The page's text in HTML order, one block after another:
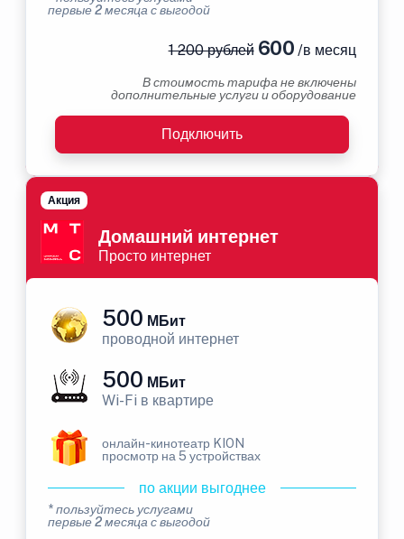
первые 2 месяца с выгодой
1 200 рублей600 /в месяц
В стоимость тарифа не включены
дополнительные услуги и оборудование
Подключить
Домашний интернет
Просто интернет
Акция
500 МБит
проводной интернет
500 МБит
Wi-Fi в квартире
онлайн-кинотеатр KION
просмотр на 5 устройствах
по акции выгоднее
* пользуйтесь услугами
первые 2 месяца с выгодой